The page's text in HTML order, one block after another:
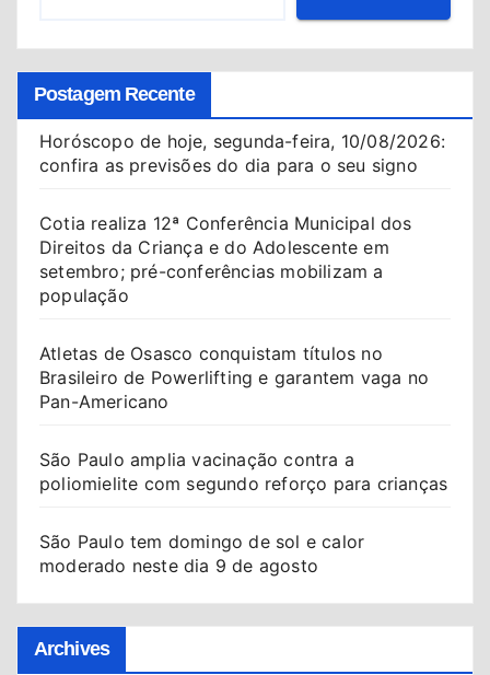
Postagem Recente
Horóscopo de hoje, segunda-feira, 10/08/2026:
confira as previsões do dia para o seu signo
Cotia realiza 12ª Conferência Municipal dos
Direitos da Criança e do Adolescente em
setembro; pré-conferências mobilizam a
população
Atletas de Osasco conquistam títulos no
Brasileiro de Powerlifting e garantem vaga no
Pan-Americano
São Paulo amplia vacinação contra a
poliomielite com segundo reforço para crianças
São Paulo tem domingo de sol e calor
moderado neste dia 9 de agosto
Archives